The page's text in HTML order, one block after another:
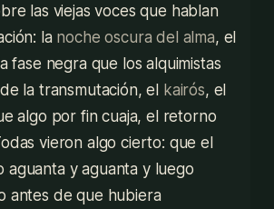
las viejas voces que hablan
la noche oscura del alma, el
fase negra que los alquimistas
la transmutación, el kairós, el
algo por fin cuaja, el retorno
vieron algo cierto: que el
aguanta y aguanta y luego
antes de que hubiera